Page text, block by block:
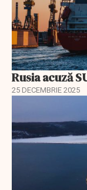
Rusia acuză
25 DECEMBRIE 2025